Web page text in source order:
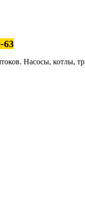
63
Насосы, котлы,